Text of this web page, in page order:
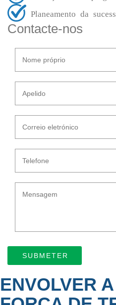
Planeamento da
Contacte-nos
ENVOLVER